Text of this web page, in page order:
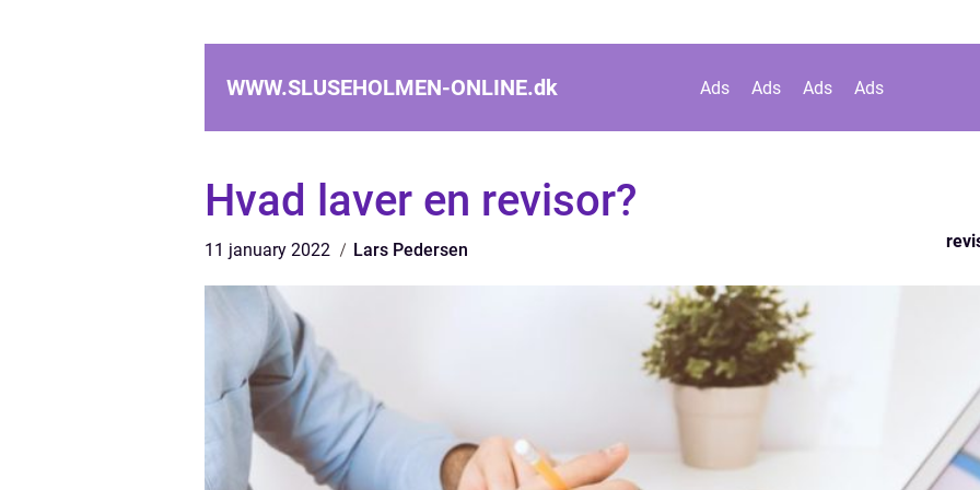
WWW.SLUSEHOLMEN-ONLINE.dk Ads Ads Ads Ads
Hvad laver en revisor?
11 january 2022 Lars Pedersen